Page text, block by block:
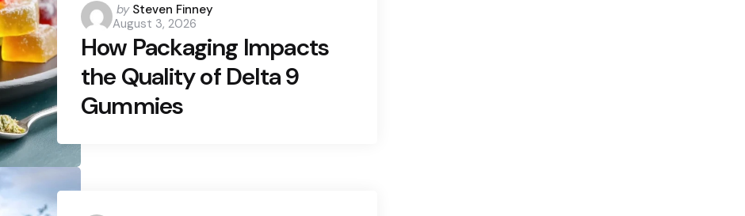
Posted
by
by Steven Finney
August 3, 2026
How Packaging Impacts
the Quality of Delta 9
Gummies